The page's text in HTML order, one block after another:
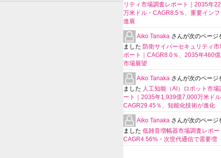
リティ市場調査レポート｜2035年
万米ドル・CAGR8.5％、重要イン
進展
Aiko Tanaka さんが次のページ
ました 防衛サイバーセキュリティ
ポート｜CAGR8.0％、2035年460
市場展望
Aiko Tanaka さんが次のページ
ました 人工知能（AI）ロボット市場
ート｜2035年1,939億7,000万米ド
CAGR29.45％、知能化技術が進化
Aiko Tanaka さんが次のページ
ました 低雑音増幅器市場調査レポー
CAGR4.56%・次世代通信で需要増